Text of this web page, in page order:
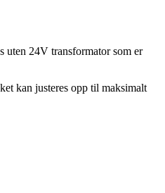
uten 24V transformator som er
kan justeres opp til maksimalt